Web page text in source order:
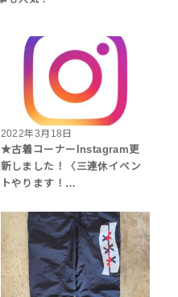
2022年3月18日
★古着コーナーInstagram更
新しました！〈三連休イベン
トやります！…